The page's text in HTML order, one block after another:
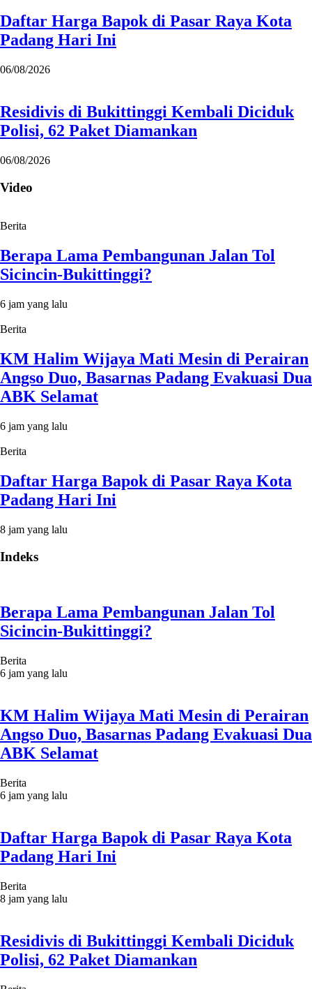
Daftar Harga Bapok di Pasar Raya Kota
Padang Hari Ini
06/08/2026
Residivis di Bukittinggi Kembali Diciduk
Polisi, 62 Paket Diamankan
06/08/2026
Video
Berita
Berapa Lama Pembangunan Jalan Tol
Sicincin-Bukittinggi?
6 jam yang lalu
Berita
KM Halim Wijaya Mati Mesin di Perairan
Angso Duo, Basarnas Padang Evakuasi Dua
ABK Selamat
6 jam yang lalu
Berita
Daftar Harga Bapok di Pasar Raya Kota
Padang Hari Ini
8 jam yang lalu
Indeks
Berapa Lama Pembangunan Jalan Tol
Sicincin-Bukittinggi?
Berita
6 jam yang lalu
KM Halim Wijaya Mati Mesin di Perairan
Angso Duo, Basarnas Padang Evakuasi Dua
ABK Selamat
Berita
6 jam yang lalu
Daftar Harga Bapok di Pasar Raya Kota
Padang Hari Ini
Berita
8 jam yang lalu
Residivis di Bukittinggi Kembali Diciduk
Polisi, 62 Paket Diamankan